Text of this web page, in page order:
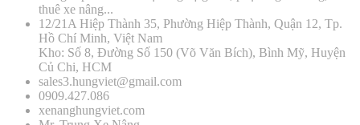
thuê xe nâng...
12/21A Hiệp Thành 35, Phường Hiệp Thành, Quận 12, Tp.
Hồ Chí Minh, Việt Nam
Kho: Số 8, Đường Số 150 (Võ Văn Bích), Bình Mỹ, Huyện
Củ Chi, HCM
sales3.hungviet@gmail.com
0909.427.086
xenanghungviet.com